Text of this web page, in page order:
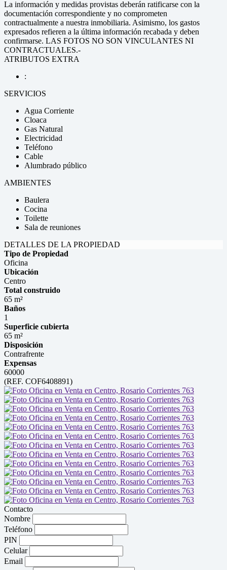
La información y medidas provistas deberán ratificarse con la
documentación correspondiente y no comprometen
contractualmente a nuestra inmobiliaria. Asimismo, los gastos
expresados refieren a la última información recabada y deben
confirmarse. LAS FOTOS NO SON VINCULANTES NI
CONTRACTUALES.-
ATRIBUTOS EXTRA
:
SERVICIOS
Agua Corriente
Cloaca
Gas Natural
Electricidad
Teléfono
Cable
Alumbrado público
AMBIENTES
Baulera
Cocina
Toilette
Sala de reuniones
DETALLES DE LA PROPIEDAD
Tipo de Propiedad
Oficina
Ubicación
Centro
Total construido
65 m²
Baños
1
Superficie cubierta
65 m²
Disposición
Contrafrente
Expensas
60000
(REF. COF6408891)
Contacto
Nombre
Teléfono
PIN
Celular
Email